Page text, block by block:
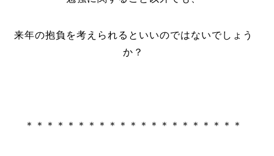
来年の抱負を考えられるといいのではないでしょう
か？
＊＊＊＊＊＊＊＊＊＊＊＊＊＊＊＊＊＊＊＊＊